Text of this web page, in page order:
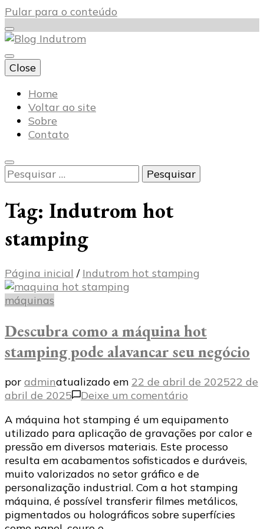
Pular para o conteúdo
Blog Indutrom
Close
Home
Voltar ao site
Sobre
Contato
Pesquisar
por:
Tag: Indutrom hot
stamping
Página inicial / Indutrom hot stamping
máquinas
Descubra como a máquina hot
stamping pode alavancar seu negócio
por adminatualizado em 22 de abril de 202522 de
abril de 2025
Deixe um comentário
como
a
máquina
hot
stamping
pode
alavancar
seu
A máquina hot stamping é um equipamento
utilizado para aplicação de gravações por calor e
pressão em diversos materiais. Este processo
resulta em acabamentos sofisticados e duráveis,
muito valorizados no setor gráfico e de
personalização industrial. Com a hot stamping
máquina, é possível transferir filmes metálicos,
pigmentados ou holográficos sobre superfícies